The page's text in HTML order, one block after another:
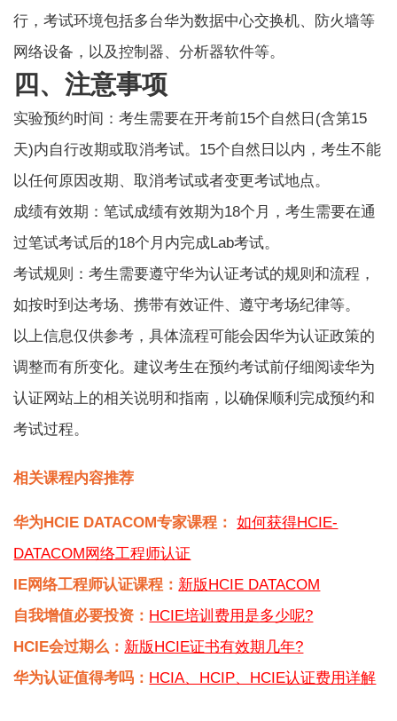
行，考试环境包括多台华为数据中心交换机、防火墙等
网络设备，以及控制器、分析器软件等。
四、注意事项
实验预约时间：考生需要在开考前15个自然日(含第15
天)内自行改期或取消考试。15个自然日以内，考生不能
以任何原因改期、取消考试或者变更考试地点。
成绩有效期：笔试成绩有效期为18个月，考生需要在通
过笔试考试后的18个月内完成Lab考试。
考试规则：考生需要遵守华为认证考试的规则和流程，
如按时到达考场、携带有效证件、遵守考场纪律等。
以上信息仅供参考，具体流程可能会因华为认证政策的
调整而有所变化。建议考生在预约考试前仔细阅读华为
认证网站上的相关说明和指南，以确保顺利完成预约和
考试过程。
相关课程内容推荐
华为HCIE DATACOM专家课程：
如何获得HCIE-
DATACOM网络工程师认证
IE网络工程师认证课程： 新版HCIE DATACOM
自我增值必要投资： HCIE培训费用是多少呢?
HCIE会过期么： 新版HCIE证书有效期几年?
华为认证值得考吗： HCIA、HCIP、HCIE认证费用详解